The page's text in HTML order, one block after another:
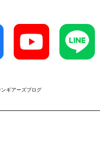
ギアーズブログ